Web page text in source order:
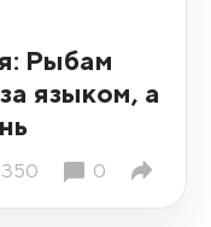
Рыбам
языком, а
350 0